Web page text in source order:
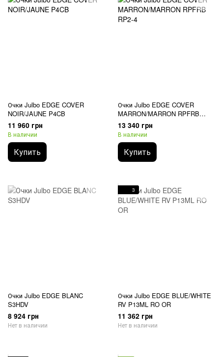
Очки Julbo EDGE COVER
NOIR/JAUNE P4CB
11 960 грн
В наличии
Купить
Очки Julbo EDGE COVER
MARRON/MARRON RPFRB
RP2-4
13 340 грн
В наличии
Купить
Очки Julbo EDGE BLANC
S3HDV
8 924 грн
Нет в наличии
3
Очки Julbo EDGE BLUE/WHITE
RV P13ML RO OR
11 362 грн
Нет в наличии